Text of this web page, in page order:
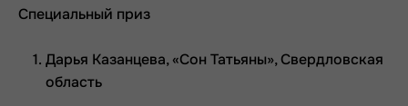
Специальный приз
Дарья Казанцева, «Сон Татьяны», Свердловская
область